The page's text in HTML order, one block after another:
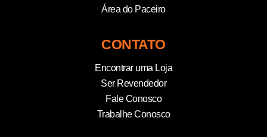
Área do Paceiro
CONTATO
Encontrar uma Loja
Ser Revendedor
Fale Conosco
Trabalhe Conosco